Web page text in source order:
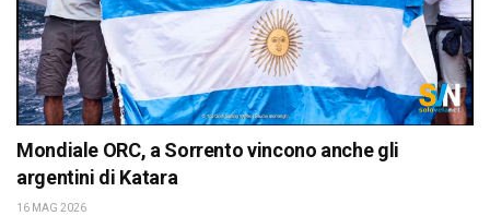
Mondiale ORC, a Sorrento vincono anche gli
argentini di Katara
16 MAG 2026